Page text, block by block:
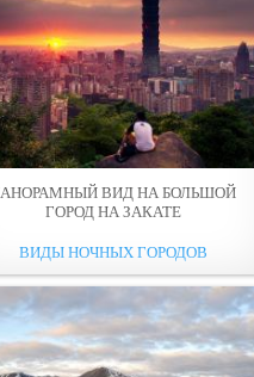
ВИД НА БОЛЬШОЙ
ГОPОД НА ЗАКАТЕ
ВИДЫ НОЧНЫХ ГОРОДОВ